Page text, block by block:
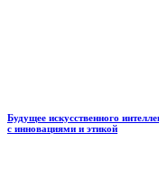
Будущее искусственного
с инновациями и этикой